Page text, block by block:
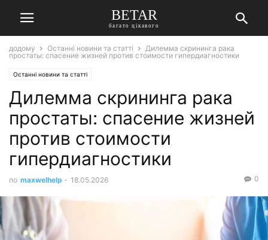
BETAR
багато цікавого
додому Останні новини та статті
Дилемма скрининга рака
простаты: спасение жизней против стоимости гипердиагностики
Останні новини та статті
Дилемма скрининга рака
простаты: спасение жизней
против стоимости
гипердиагностики
по maxwelhelp - 18.05.2026 0